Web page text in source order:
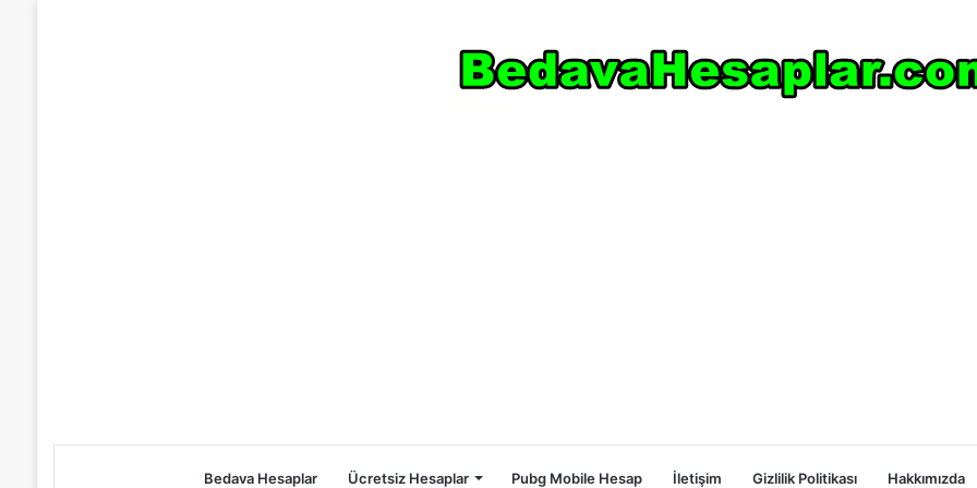
Bedava Hesaplar Ücretsiz Hesaplar Pubg Mobile Hesap İletişim Gizlilik Politikası Hakkımızda